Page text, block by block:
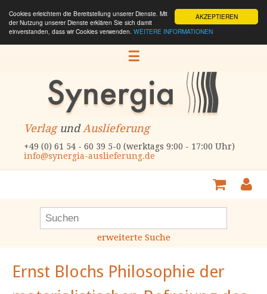
AKZEPTIEREN
Cookies erleichtern die Bereitstellung unserer Dienste. Mit
der Nutzung unserer Dienste erklären Sie sich damit
einverstanden, dass wir Cookies verwenden. WEITERE INFORMATIONEN
☰
VerlagundAuslieferung
+49 (0) 61 54 - 60 39 5-0 (werktags 9:00 - 17:00 Uhr)
info@synergia-auslieferung.de
erweiterte Suche
Ernst Blochs Philosophie der